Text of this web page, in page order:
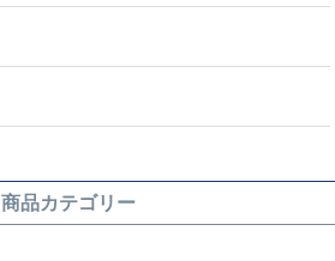
商品カテゴリー